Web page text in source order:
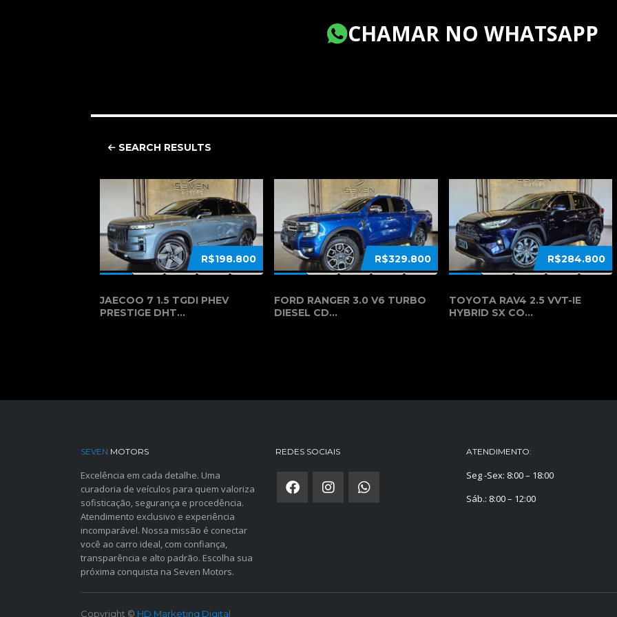
CHAMAR NO WHATSAPP
SEARCH RESULTS
R$198.800
JAECOO 7 1.5 TGDI PHEV
PRESTIGE DHT...
R$329.800
FORD RANGER 3.0 V6 TURBO
DIESEL CD...
R$284.800
TOYOTA RAV4 2.5 VVT-IE
HYBRID SX CO...
SEVEN MOTORS
Excelência em cada detalhe. Uma
curadoria de veículos para quem valoriza
sofisticação, segurança e procedência.
Atendimento exclusivo e experiência
incomparável. Nossa missão é conectar
você ao carro ideal, com confiança,
transparência e alto padrão. Escolha sua
próxima conquista na Seven Motors.
REDES SOCIAIS ATENDIMENTO:
Seg -Sex: 8:00 – 18:00
Sáb.: 8:00 – 12:00
Copyright © HD Marketing Digital